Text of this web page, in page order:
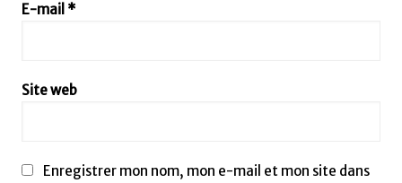
E-mail *
Site web
Enregistrer mon nom, mon e-mail et mon site dans